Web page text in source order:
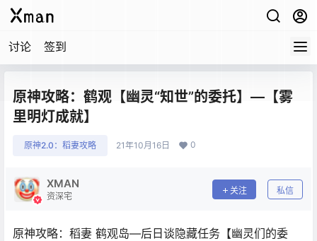
讨论 签到
原神攻略：鹤观【幽灵“知世”的委托】—【雾
里明灯成就】
原神2.0：稻妻攻略 21年10月16日 0
XMAN
资深宅
关注 私信
原神攻略：稻妻 鹤观岛—后日谈隐藏任务【幽灵们的委